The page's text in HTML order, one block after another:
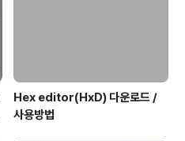
Hex editor(HxD) 다운로드 /
사용방법